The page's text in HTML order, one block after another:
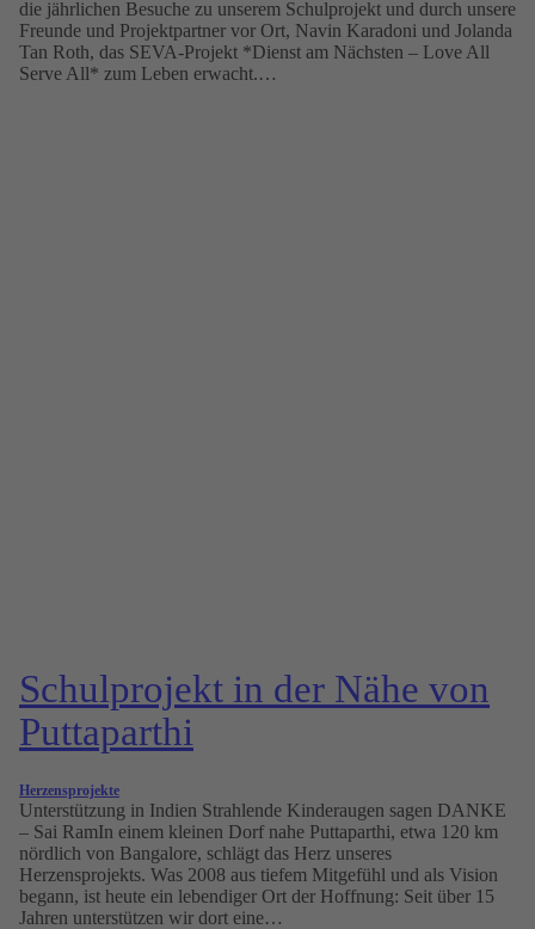
die jährlichen Besuche zu unserem Schulprojekt und durch unsere
Freunde und Projektpartner vor Ort, Navin Karadoni und Jolanda
Tan Roth, das SEVA-Projekt *Dienst am Nächsten – Love All
Serve All* zum Leben erwacht.…
Schul­projekt in der Nähe von
Putta­parthi
Herzensprojekte
Unterstützung in Indien Strahlende Kinderaugen sagen DANKE
– Sai RamIn einem kleinen Dorf nahe Puttaparthi, etwa 120 km
nördlich von Bangalore, schlägt das Herz unseres
Herzensprojekts. Was 2008 aus tiefem Mitgefühl und als Vision
begann, ist heute ein lebendiger Ort der Hoffnung: Seit über 15
Jahren unterstützen wir dort eine…